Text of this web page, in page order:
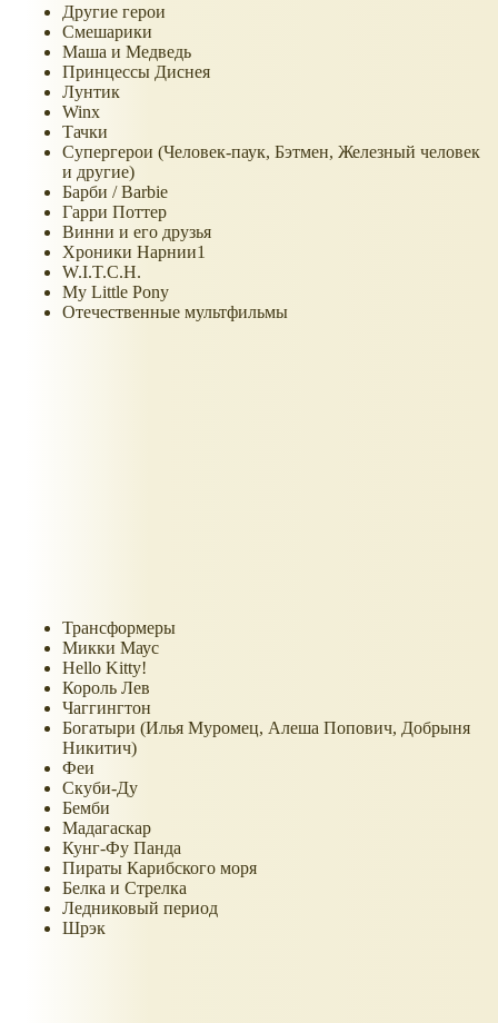
Другие герои
Смешарики
Маша и Медведь
Принцессы Диснея
Лунтик
Winx
Тачки
Супергерои (Человек-паук, Бэтмен, Железный человек
и другие)
Барби / Barbie
Гарри Поттер
Винни и его друзья
Хроники Нарнии1
W.I.T.C.H.
My Little Pony
Отечественные мультфильмы
Трансформеры
Микки Маус
Hello Kitty!
Король Лев
Чаггингтон
Богатыри (Илья Муромец, Алеша Попович, Добрыня
Никитич)
Феи
Скуби-Ду
Бемби
Мадагаскар
Кунг-Фу Панда
Пираты Карибского моря
Белка и Стрелка
Ледниковый период
Шрэк